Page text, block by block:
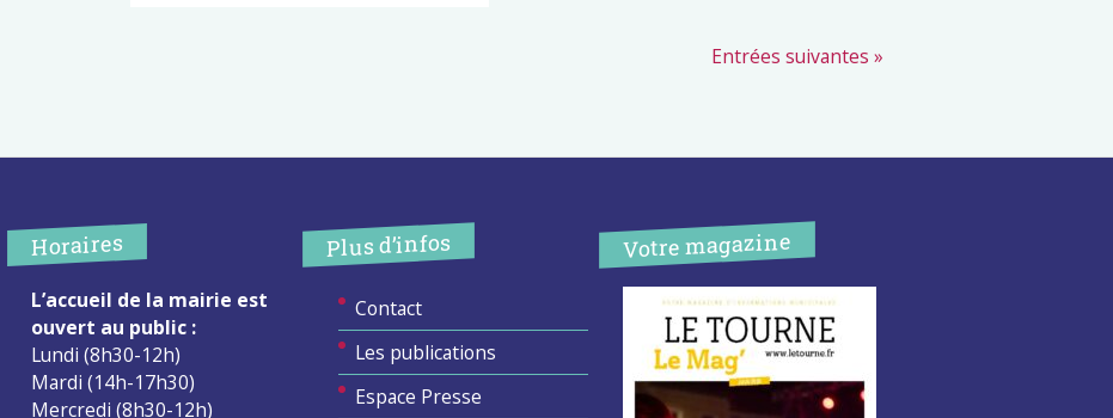
Entrées suivantes »
Horaires
L’accueil de la mairie est
ouvert au public :
Lundi (8h30-12h)
Mardi (14h-17h30)
Mercredi (8h30-12h)
Plus d’infos
Contact
Les publications
Espace Presse
Votre magazine